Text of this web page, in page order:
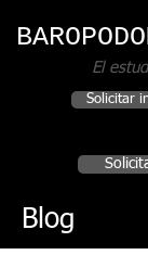
El
Solicitar
Blog